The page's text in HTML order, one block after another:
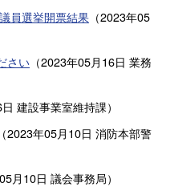
員選挙開票結果 （2023年05
さい （2023年05月16日 業務
建設事業室維持課）
（2023年05月10日 消防本部警
月10日 議会事務局）